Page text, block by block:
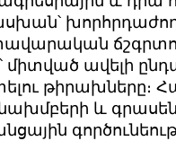
միտված ավելի
թիրախները։
և